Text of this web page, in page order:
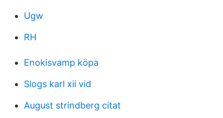
Ugw
RH
Enokisvamp köpa
Slogs karl xii vid
August strindberg citat